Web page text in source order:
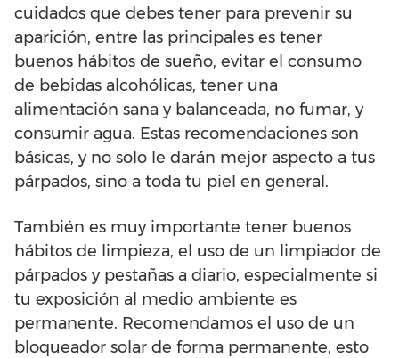
cuidados que debes tener para prevenir su
aparición, entre las principales es tener
buenos hábitos de sueño, evitar el consumo
de bebidas alcohólicas, tener una
alimentación sana y balanceada, no fumar, y
consumir agua. Estas recomendaciones son
básicas, y no solo le darán mejor aspecto a tus
párpados, sino a toda tu piel en general.
También es muy importante tener buenos
hábitos de limpieza, el uso de un limpiador de
párpados y pestañas a diario, especialmente si
tu exposición al medio ambiente es
permanente. Recomendamos el uso de un
bloqueador solar de forma permanente, esto